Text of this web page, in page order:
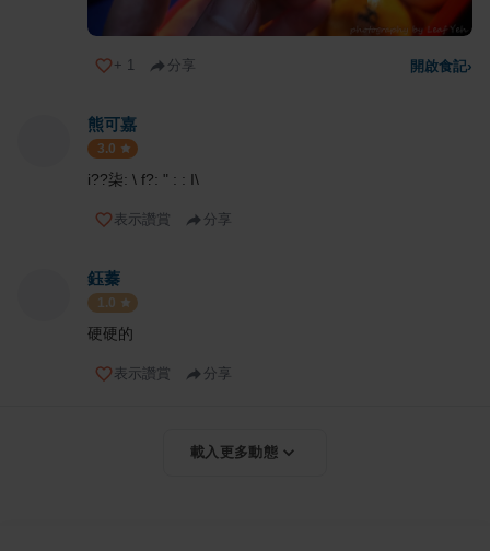
+ 1 分享 開啟食記›
熊可嘉
3.0
i??柒: \ f?: " : : I\
表示讚賞 分享
鈺蓁
1.0
硬硬的
表示讚賞 分享
載入更多動態